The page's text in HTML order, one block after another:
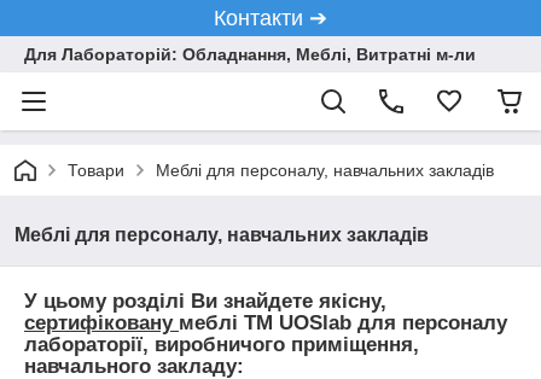
Контакти ➔
Для Лабораторій: Обладнання, Меблі, Витратні м-ли
Товари Меблі для персоналу, навчальних закладів
Меблі для персоналу, навчальних закладів
У цьому розділі Ви знайдете якісну,
сертифіковану меблі ТМ UOSlab для персоналу
лабораторії, виробничого приміщення,
навчального закладу: